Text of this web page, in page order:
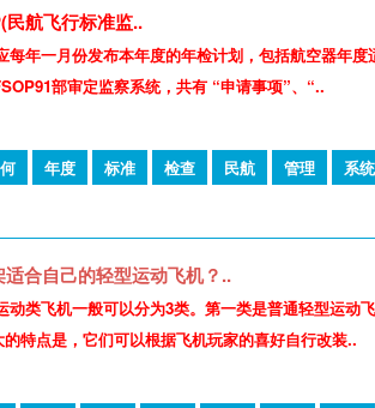
民航飞行标准监..
每年一月份发布本年度的年检计划，包括航空器年
部审定监察系统，共有 “申请事项”、“..
年度 标准 检查 民航 管理 系统
合自己的轻型运动飞机？..
动类飞机一般可以分为3类。第一类是普通轻型运
特点是，它们可以根据飞机玩家的喜好自行改装..